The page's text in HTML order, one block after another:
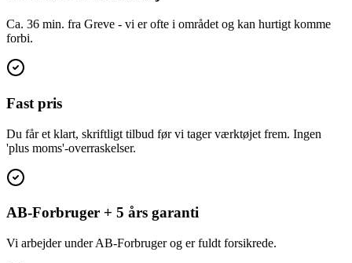
Ca. 36 min. fra Greve - vi er ofte i området og kan hurtigt komme
forbi.
Fast pris
Du får et klart, skriftligt tilbud før vi tager værktøjet frem. Ingen
'plus moms'-overraskelser.
AB-Forbruger + 5 års garanti
Vi arbejder under AB-Forbruger og er fuldt forsikrede.